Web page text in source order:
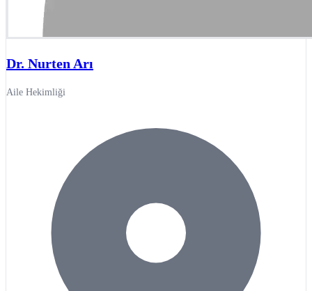
Dr. Nurten Arı
Aile Hekimliği